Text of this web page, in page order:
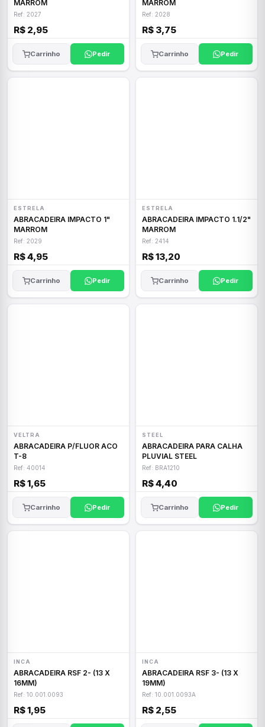
MARROM
Ref: 2027
R$ 2,95
Carrinho Pedir
MARROM
Ref: 2028
R$ 3,75
Carrinho Pedir
ESTRELA
ABRACADEIRA IMPACTO 1"
MARROM
Ref: 2029
R$ 4,95
Carrinho Pedir
ESTRELA
ABRACADEIRA IMPACTO 1.1/2"
MARROM
Ref: 2414
R$ 13,20
Carrinho Pedir
VELTRA
ABRACADEIRA P/FLUOR ACO
T-8
Ref: 40014
R$ 1,65
Carrinho Pedir
STEEL
ABRACADEIRA PARA CALHA
PLUVIAL STEEL
Ref: BRA1210
R$ 4,40
Carrinho Pedir
INCA
ABRACADEIRA RSF 2- (13 X
16MM)
Ref: 10.001.0093
R$ 1,95
INCA
ABRACADEIRA RSF 3- (13 X
19MM)
Ref: 10.001.0093A
R$ 2,55